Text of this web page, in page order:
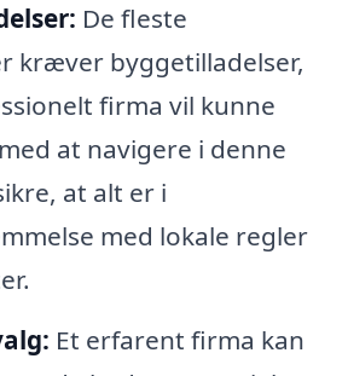
De fleste
kræver byggetilladelser,
firma vil kunne
at navigere i denne
at alt er i
med lokale regler
Et erfarent firma kan